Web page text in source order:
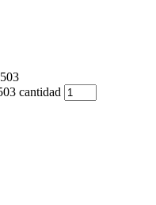
cantidad